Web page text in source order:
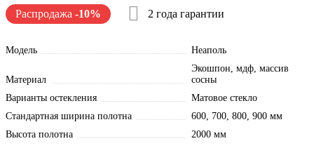
Распродажа -10% 2 года гарантии
Модель Неаполь
Материал
Экошпон, мдф, массив
сосны
Варианты остекления
Матовое стекло
Стандартная ширина полотна
600, 700, 800, 900 мм
Высота полотна
2000 мм